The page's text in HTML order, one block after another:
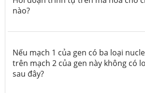
nào?
Nếu mạch 1 của gen có ba loại
trên mạch 2 của gen này không có
sau đây?